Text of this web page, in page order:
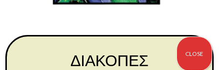
Home Decor “Joker” 100×100 cm
ΔΙΑΚΟΠΕΣ CLOSE